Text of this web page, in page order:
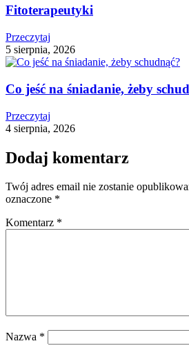
Fitoterapeutyki
Przeczytaj
5 sierpnia, 2026
Co jeść na śniadanie, żeby
Przeczytaj
4 sierpnia, 2026
Dodaj komentarz
Twój adres email nie zostanie
oznaczone *
Komentarz *
Nazwa *